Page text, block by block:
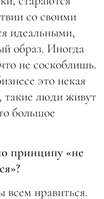
со своими
идеальными,
образ. Иногда
не соскоблишь.
это некая
такие люди живут
большое
принципу «не
всем нравиться.